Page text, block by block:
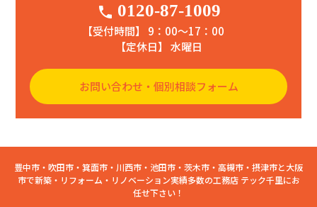
phone 0120-87-1009
【受付時間】 9：00〜17：00
【定休日】 水曜日
お問い合わせ・個別相談フォーム
豊中市・吹田市・箕面市・川西市・池田市・茨木市・高槻市・摂津市と大阪
市で新築・リフォーム・リノベーション実績多数の工務店 テック千里にお
任せ下さい！